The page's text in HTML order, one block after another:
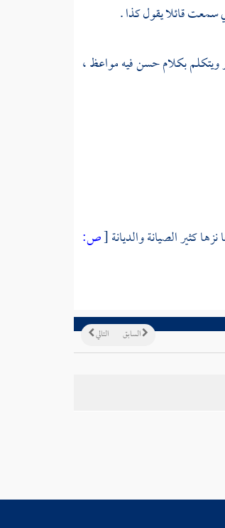
قائلا يقول كذا .
بكلام حسن فيه مواعظ ،
كثير الصيانة والديانة[ص:
التالي السابق